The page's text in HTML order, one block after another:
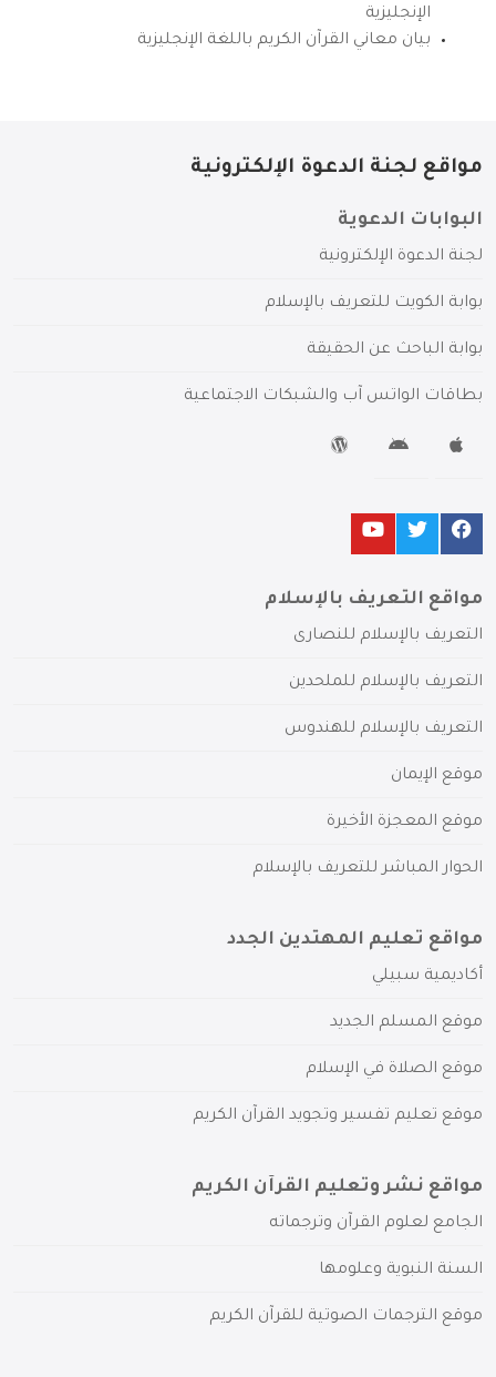
الإنجليزية
بيان معاني القرآن الكريم باللغة الإنجليزية
مواقع لجنة الدعوة الإلكترونية
البوابات الدعوية
لجنة الدعوة الإلكترونية
بوابة الكويت للتعريف بالإسلام
بوابة الباحث عن الحقيقة
بطاقات الواتس آب والشبكات الاجتماعية
مواقع التعريف بالإسلام
التعريف بالإسلام للنصارى
التعريف بالإسلام للملحدين
التعريف بالإسلام للهندوس
موقع الإيمان
موقع المعجزة الأخيرة
الحوار المباشر للتعريف بالإسلام
مواقع تعليم المهتدين الجدد
أكاديمية سبيلي
موقع المسلم الجديد
موقع الصلاة في الإسلام
موقع تعليم تفسير وتجويد القرآن الكريم
مواقع نشر وتعليم القرآن الكريم
الجامع لعلوم القرآن وترجماته
السنة النبوية وعلومها
موقع الترجمات الصوتية للقرآن الكريم